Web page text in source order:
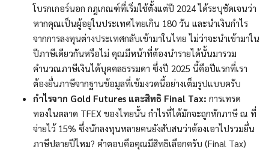
โบรกเกอร์นอก กฎเกณฑ์ที่เริ่มใช้ตั้งแต่ปี 2024 ได้ระบุชัดเจนว่า
หากคุณเป็นผู้อยู่ในประเทศไทยเกิน 180 วัน และนำเงินกำไร
จากการลงทุนต่างประเทศกลับเข้ามาในไทย ไม่ว่าจะนำเข้ามาใน
ปีภาษีเดียวกันหรือไม่ คุณมีหน้าที่ต้องนำรายได้นั้นมารวม
คำนวณภาษีเงินได้บุคคลธรรมดา ซึ่งปี 2025 นี้คือปีแรกที่เรา
ต้องยื่นภาษีจากฐานข้อมูลที่เข้มงวดนี้อย่างเต็มรูปแบบครับ
กำไรจาก Gold Futures และสิทธิ Final Tax: การเทรด
ทองในตลาด TFEX ของไทยนั้น กำไรที่ได้มักจะถูกหักภาษี ณ ที่
จ่ายไว้ 15% ซึ่งนักลงทุนหลายคนยังสับสนว่าต้องเอาไปรวมยื่น
ภาษีปลายปีไหม? คำตอบคือคุณมีสิทธิเลือกครับ (Final Tax)